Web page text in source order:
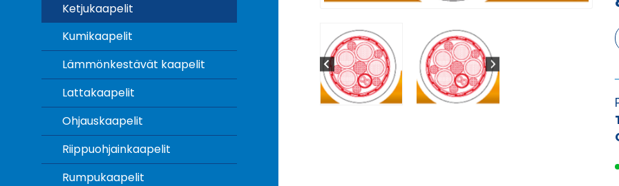
Ketjukaapelit
Kumikaapelit
Lämmönkestävät kaapelit
Lattakaapelit
Ohjauskaapelit
Riippuohjainkaapelit
Rumpukaapelit